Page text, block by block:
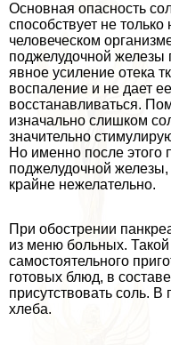
Основная опасность
способствует не
человеческом
поджелудочной железы
явное усиление отека
воспаление и не дает
восстанавливаться.
изначально слишком
значительно
Но именно после этого
поджелудочной железы,
крайне нежелательно.
При обострении
из меню больных. Такой
самостоятельного
готовых блюд, в
присутствовать соль. В
хлеба.